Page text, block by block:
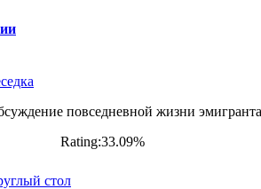
повседневной жизни
Rating:33.09%
стол